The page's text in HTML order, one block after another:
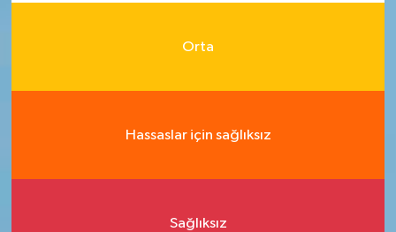
Orta
Hassaslar için sağlıksız
Sağlıksız